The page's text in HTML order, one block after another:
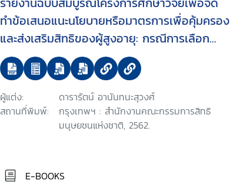
ทำข้อเสนอแนะนโยบายหรือมาตรการเพื่อคุ้มครอง
และส่งเสริมสิทธิของผู้สูงอายุ: กรณีการเลือก
ปฏิบัติในผู้สูงอายุ
ผู้แต่ง:
ดารารัตน์ อานันทนะสุวงศ์
สถานที่พิมพ์:
กรุงเทพฯ : สำนักงานคณะกรรมการสิทธิ
มนุษยชนแห่งชาติ, 2562.
E-BOOKS